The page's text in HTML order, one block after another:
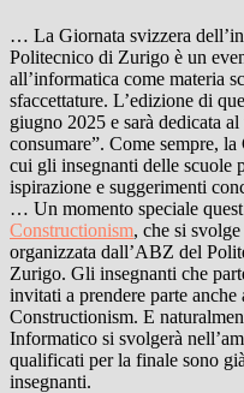
… La Giornata svizzera
Politecnico di Zurigo è un
all’informatica come materia
sfaccettature. L’edizione di
giugno 2025 e sarà dedicata
consumare”. Come sempre,
cui gli insegnanti delle scuole
ispirazione e suggerimenti
… Un momento speciale
Constructionism, che si
organizzata dall’ABZ del
Zurigo. Gli insegnanti che
invitati a prendere parte
Constructionism. E
Informatico si svolgerà
qualificati per la finale sono
insegnanti.